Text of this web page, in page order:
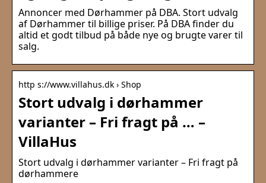
Annoncer med Dørhammer på DBA. Stort udvalg
af Dørhammer til billige priser. På DBA finder du
altid et godt tilbud på både nye og brugte varer til
salg.
http s://www.villahus.dk › Shop
Stort udvalg i dørhammer
varianter – Fri fragt på … –
VillaHus
Stort udvalg i dørhammer varianter – Fri fragt på
dørhammere